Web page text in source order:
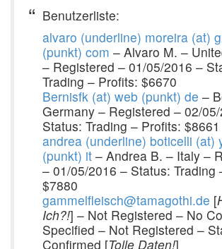
Benutzerliste:
alvaro (underline) moreira (at)
(punkt) com – Alvaro M. –
– Registered – 01/05/2016 –
Trading – Profits: $6670
Bernisfk (at) web (punkt) de –
Germany – Registered – 02/
Status: Trading – Profits: $8661
andrea (underline) boticelli (at)
(punkt) it – Andrea B. – Italy –
– 01/05/2016 – Status: Trading
$7880
gammelfleisch@tamagothi.de [
Ich?!] – Not Registered – No
Specified – Not Registered –
Confirmed [Tolle Daten!]